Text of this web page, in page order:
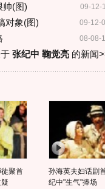
09-12-
帅(图)
09-12-
对象(图)
08-08-
张纪中 鞠觉亮的新闻
聚首
孙海英夫妇话剧
纪中"生气"捧场